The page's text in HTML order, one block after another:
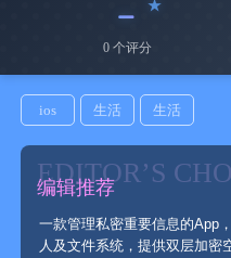
﹣
0 个评分
ios 生活 生活
EDITOR’S
编辑推荐
一款管理私密重要信息的App
人及文件系统，提供双层加密